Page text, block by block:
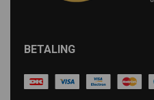
BETALING